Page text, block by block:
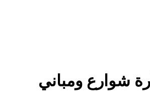
شوارع ومباني